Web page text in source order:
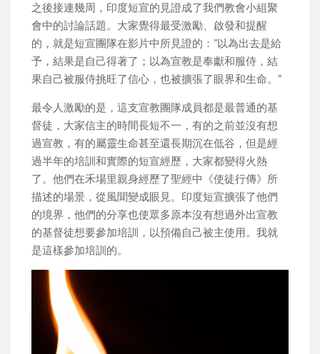
之後接連幾周，印度短宣的見證成了我們教會小組聚
會中的討論話題。大家覺得最受激勵、啟發和提醒
的，就是短宣團隊在影片中所見證的：”以為出去是給
予，結果是自己得著了；以為宣教是奉獻和服侍，結
果自己被服侍挑旺了信心，也被擴張了眼界和生命。”
最令人激勵的是，這支宣教團隊成員都是最普通的基
督徒，大家信主的時間長短不一，有的之前並沒有想
過宣教，有的屬靈生命甚至還長期沉在低谷，但是經
過半年的培訓和實際的短宣經歷，大家都變得火熱
了。他們在禾場里親身經歷了聖經中《使徒行傳》所
描述的場景，從風聞變成眼見。印度短宣擴張了他們
的境界，他們的分享也使眾多原本沒有想過外出宣教
的基督徒想要參加培訓，以預備自己被主使用。我就
是這樣參加培訓的。